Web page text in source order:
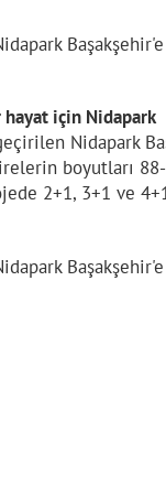
için Nidapark
Nidapark
boyutları
2+1, 3+1 ve